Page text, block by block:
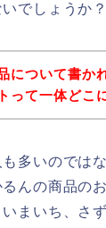
でしょうか
について書か
って一体どこ
多いのでは
んの商品の
まいち、さ